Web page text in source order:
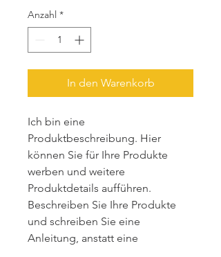
Anzahl *
In den Warenkorb
Ich bin eine
Produktbeschreibung. Hier
können Sie für Ihre Produkte
werben und weitere
Produktdetails aufführen.
Beschreiben Sie Ihre Produkte
und schreiben Sie eine
Anleitung, anstatt eine